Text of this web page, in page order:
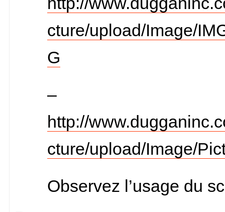
cture/upload/Image/
G
–
http://
cture/upload/Image/
Observez l’usage du